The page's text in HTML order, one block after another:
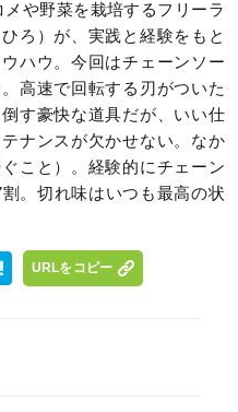
や野菜を栽培するフリーラ
ろ）が、実践と経験をもと
ハウ。今回はチェーンソー
高速で回転する刃がついた
す豪快な道具だが、いい仕
ナンスが欠かせない。なか
こと）。経験的にチェーン
。切れ味はいつも最高の状
URLをコピー